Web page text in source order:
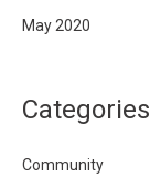
May 2020
Categories
Community